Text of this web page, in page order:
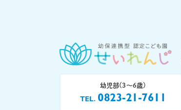
幼児部(3〜6歳)
TEL 0823-21-7611